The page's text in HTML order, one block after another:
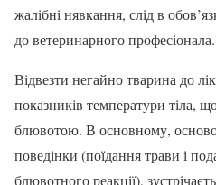
жалібні нявкання, слід в
до ветеринарного професіонала.
Відвезти негайно тварина до
показників температури тіла,
блювотою. В основному,
поведінки (поїдання трави і
блювотного реакції),